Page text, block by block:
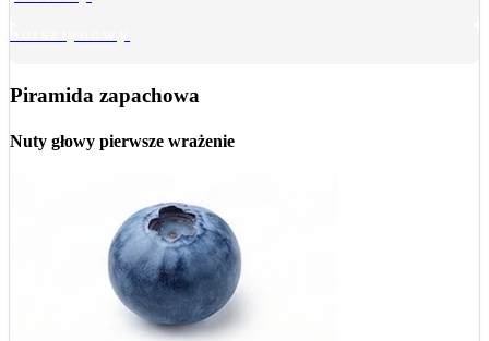
Piramida zapachowa
Nuty głowy pierwsze wrażenie